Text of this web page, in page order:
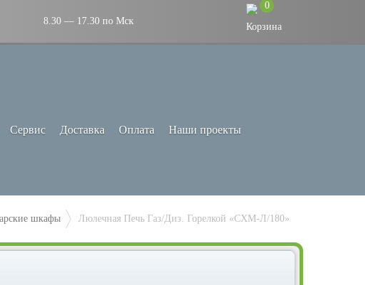
8.30 — 17.30 по Мск
0
Сервис Доставка Оплата Наши проекты
шкафы Люлечная Печь Газ/Диз. Горелкой «СХМ-Л/180»